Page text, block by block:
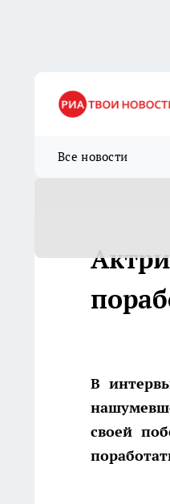
Все новости
В
своей